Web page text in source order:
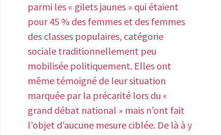
permettront de s’emparer, de façon
transversale et coordonnée, de tous les
enjeux liés à l’endométriose. Sans doute
parce que les mots n’ont pas encore été
suivis d’effets à la hauteur du défi,
beaucoup ont dû oublier que le
président de la République, Emmanuel
Macron, avait annoncé le 11 janvier
2022 le lancement d’une Stratégie
parmi les « gilets jaunes » qui étaient
pour 45 % des femmes et des femmes
des classes populaires, catégorie
sociale traditionnellement peu
mobilisée politiquement. Elles ont
même témoigné de leur situation
marquée par la précarité lors du «
grand débat national » mais n’ont fait
l’objet d’aucune mesure ciblée. De là à y